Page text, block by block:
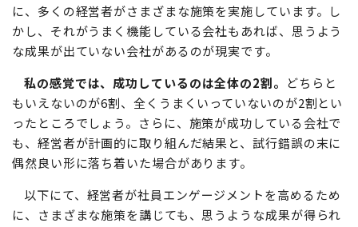
「社員エンゲージメント」の重要性が語られるようにな
って久しく、社員が主体的に生き生きと働いてもらうため
に、多くの経営者がさまざまな施策を実施しています。し
かし、それがうまく機能している会社もあれば、思うよう
な成果が出ていない会社があるのが現実です。
私の感覚では、成功しているのは全体の2割。
どちらと
もいえないのが6割、全くうまくいっていないのが2割とい
ったところでしょう。さらに、施策が成功している会社で
も、経営者が計画的に取り組んだ結果と、試行錯誤の末に
偶然良い形に落ち着いた場合があります。